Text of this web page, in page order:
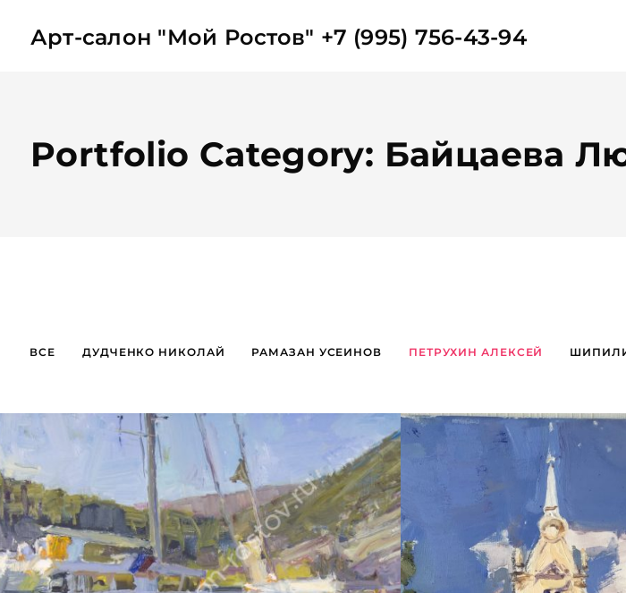
Арт-салон "Мой Ростов" +7 (995) 756-43-94
Portfolio Category: Байцаева
ВСЕ ДУДЧЕНКО НИКОЛАЙ РАМАЗАН УСЕИНОВ ПЕТРУХИН АЛЕКСЕЙ